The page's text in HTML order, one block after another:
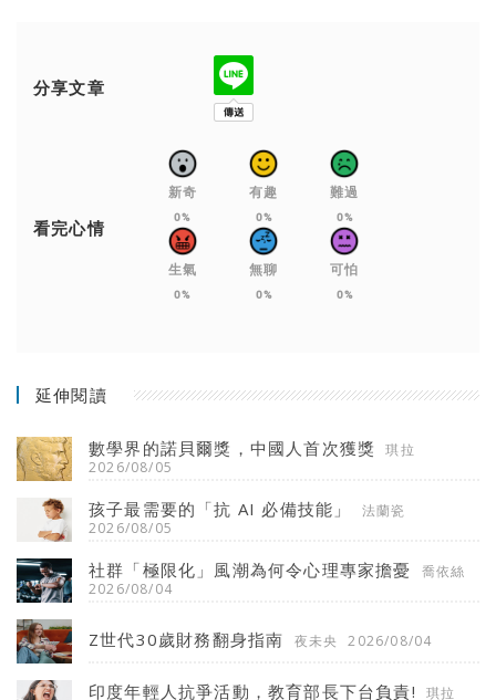
分享文章
看完心情
新奇
0%
有趣
0%
難過
0%
生氣
0%
無聊
0%
可怕
0%
延伸閱讀
數學界的諾貝爾獎，中國人首次獲獎
琪拉
2026/08/05
孩子最需要的「抗 AI 必備技能」
法蘭瓷
2026/08/05
社群「極限化」風潮為何令心理專家擔憂
喬依絲
2026/08/04
Z世代30歲財務翻身指南 夜未央 2026/08/04
印度年輕人抗爭活動，教育部長下台負責! 琪拉